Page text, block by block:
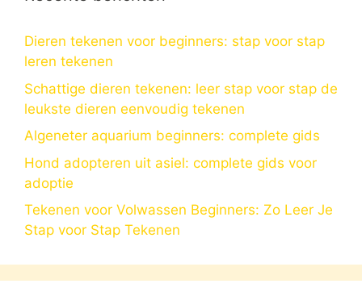
Dieren tekenen voor beginners: stap voor stap
leren tekenen
Schattige dieren tekenen: leer stap voor stap de
leukste dieren eenvoudig tekenen
Algeneter aquarium beginners: complete gids
Hond adopteren uit asiel: complete gids voor
adoptie
Tekenen voor Volwassen Beginners: Zo Leer Je
Stap voor Stap Tekenen